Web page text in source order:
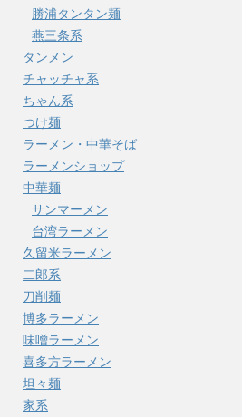
勝浦タンタン麺
燕三条系
タンメン
チャッチャ系
ちゃん系
つけ麺
ラーメン・中華そば
ラーメンショップ
中華麺
サンマーメン
台湾ラーメン
久留米ラーメン
二郎系
刀削麺
博多ラーメン
味噌ラーメン
喜多方ラーメン
坦々麺
家系